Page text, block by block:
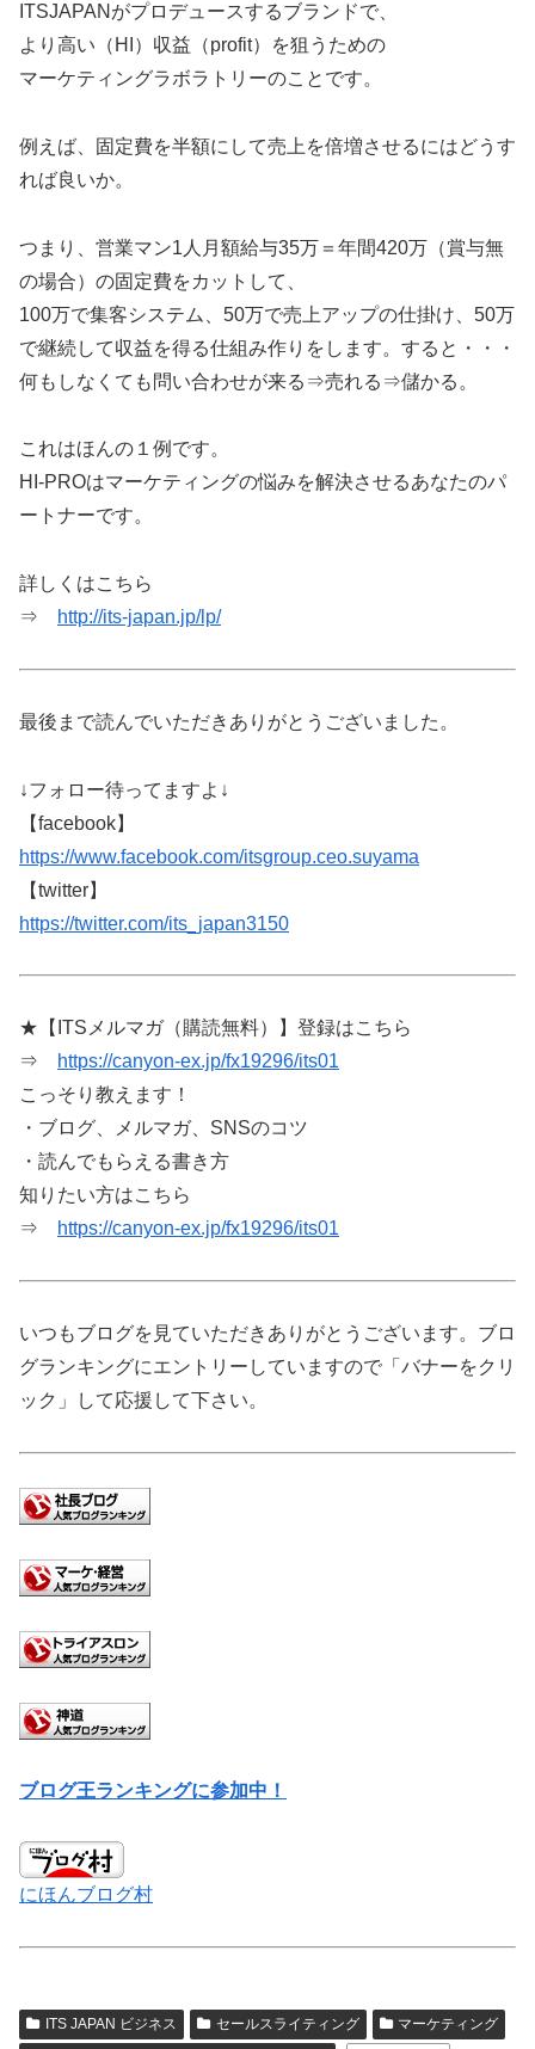
ITSJAPANがプロデュースするブランドで、
より高い（HI）収益（profit）を狙うための
マーケティングラボラトリーのことです。
例えば、固定費を半額にして売上を倍増させるにはどうす
れば良いか。
つまり、営業マン1人月額給与35万＝年間420万（賞与無
の場合）の固定費をカットして、
100万で集客システム、50万で売上アップの仕掛け、50万
で継続して収益を得る仕組み作りをします。すると・・・
何もしなくても問い合わせが来る⇒売れる⇒儲かる。
これはほんの１例です。
HI-PROはマーケティングの悩みを解決させるあなたのパ
ートナーです。
詳しくはこちら
⇒
http://its-japan.jp/lp/
最後まで読んでいただきありがとうございました。
↓フォロー待ってますよ↓
【facebook】
https://www.facebook.com/itsgroup.ceo.suyama
【twitter】
https://twitter.com/its_japan3150
★【ITSメルマガ（購読無料）】登録はこちら
⇒
https://canyon-ex.jp/fx19296/its01
こっそり教えます！
・ブログ、メルマガ、SNSのコツ
・読んでもらえる書き方
知りたい方はこちら
⇒
https://canyon-ex.jp/fx19296/its01
いつもブログを見ていただきありがとうございます。ブロ
グランキングにエントリーしていますので「バナーをクリ
ック」して応援して下さい。
ブログ王ランキングに参加中！
にほんブログ村
ITS JAPAN ビジネス セールスライティング マーケティング